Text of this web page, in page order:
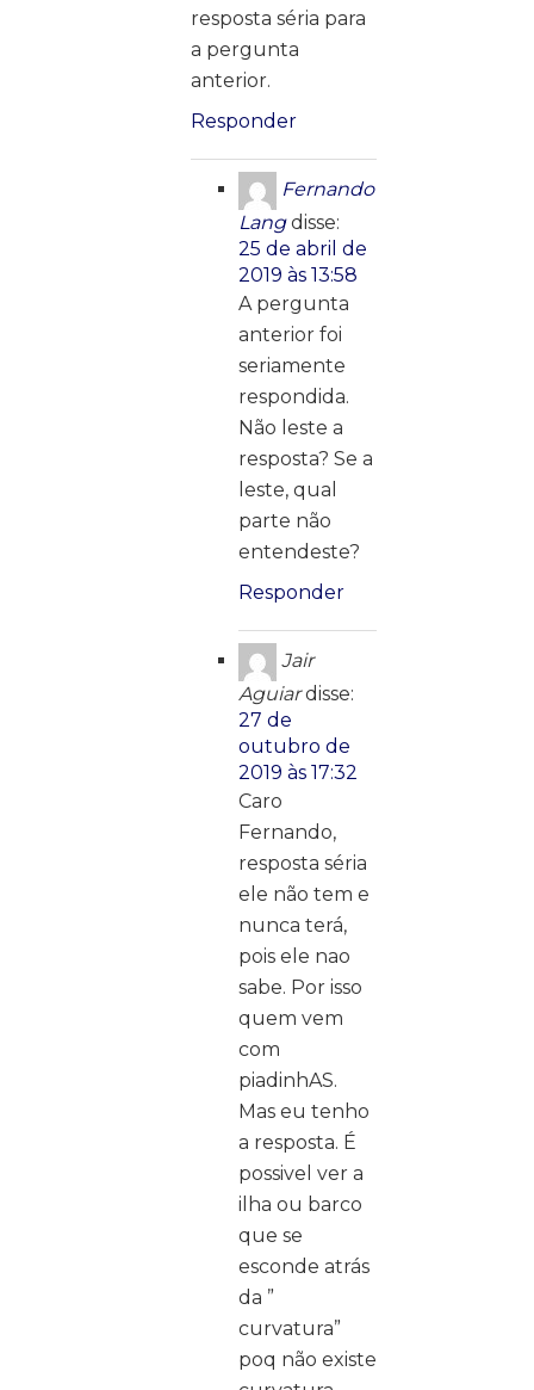
resposta séria para
a pergunta
anterior.
Responder
Fernando
Lang disse:
25 de abril de
2019 às 13:58
A pergunta
anterior foi
seriamente
respondida.
Não leste a
resposta? Se a
leste, qual
parte não
entendeste?
Responder
Jair
Aguiar disse:
27 de
outubro de
2019 às 17:32
Caro
Fernando,
resposta séria
ele não tem e
nunca terá,
pois ele nao
sabe. Por isso
quem vem
com
piadinhAS.
Mas eu tenho
a resposta. É
possivel ver a
ilha ou barco
que se
esconde atrás
da ”
curvatura”
poq não existe